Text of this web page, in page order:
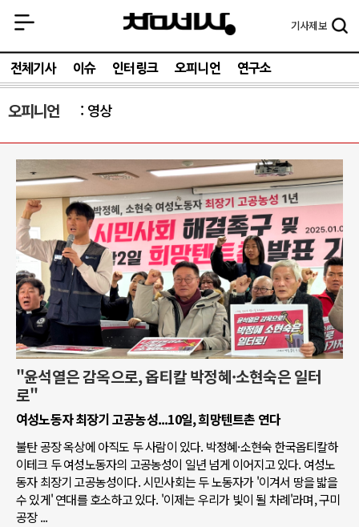
기사제보
전체기사 이슈 인터링크 오피니언 연구소
오피니언 영상
"윤석열은 감옥으로, 옵티칼 박정혜·소현숙은 일터
로"
여성노동자 최장기 고공농성...10일, 희망텐트촌 연다
불탄 공장 옥상에 아직도 두 사람이 있다. 박정혜·소현숙 한국옵티칼하
이테크 두 여성노동자의 고공농성이 일년 넘게 이어지고 있다. 여성노
동자 최장기 고공농성이다. 시민사회는 두 노동자가 '이겨서 땅을 밟을
수 있게' 연대를 호소하고 있다. '이제는 우리가 빛이 될 차례'라며, 구미
공장 ...